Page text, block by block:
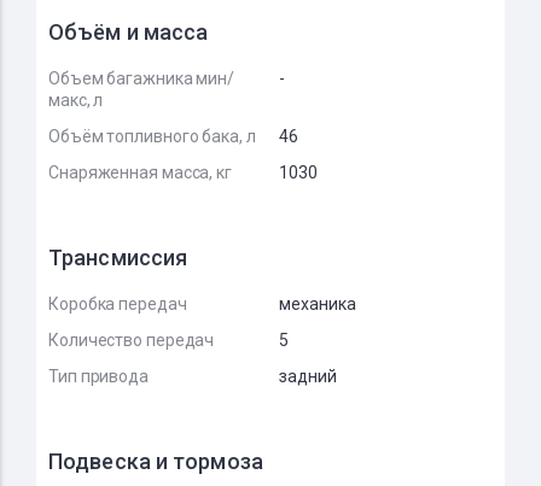
Объём и масса
Объем багажника мин/
макс, л
-
Объём топливного бака, л
46
Снаряженная масса, кг
1030
Трансмиссия
Коробка передач
механика
Количество передач
5
Тип привода
задний
Подвеска и тормоза